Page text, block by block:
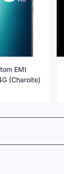
EMI
(Charoite)